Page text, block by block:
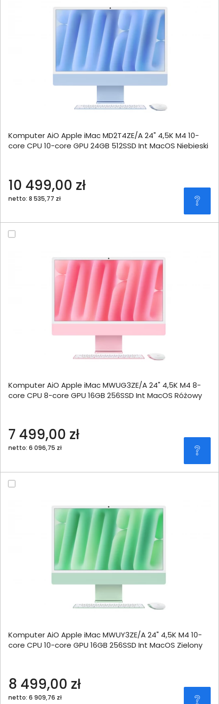
Komputer AiO Apple iMac MD2T4ZE/A 24" 4,5K M4 10-
core CPU 10-core GPU 24GB 512SSD Int MacOS Niebieski
10 499,00 zł
netto: 8 535,77 zł
Komputer AiO Apple iMac MWUG3ZE/A 24" 4,5K M4 8-
core CPU 8-core GPU 16GB 256SSD Int MacOS Różowy
7 499,00 zł
netto: 6 096,75 zł
Komputer AiO Apple iMac MWUY3ZE/A 24" 4,5K M4 10-
core CPU 10-core GPU 16GB 256SSD Int MacOS Zielony
8 499,00 zł
netto: 6 909,76 zł